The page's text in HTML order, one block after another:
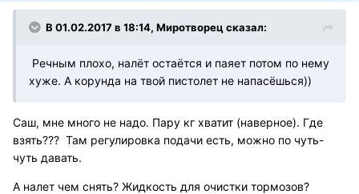
В 01.02.2017 в 18:14, Миротворец сказал:
Речным плохо, налёт остаётся и паяет потом по нему
хуже. А корунда на твой пистолет не напасёшься))
Саш, мне много не надо. Пару кг хватит (наверное). Где
взять??? Там регулировка подачи есть, можно по чуть-
чуть давать.
А налет чем снять? Жидкость для очистки тормозов?